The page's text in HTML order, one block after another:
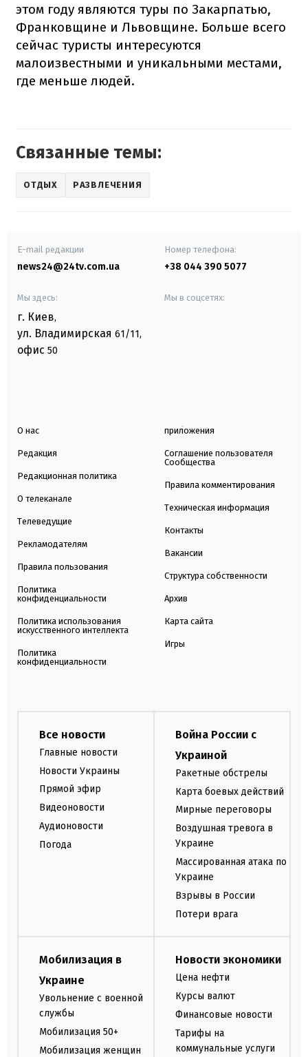
этом году являются туры по Закарпатью,
Франковщине и Львовщине. Больше всего
сейчас туристы интересуются
малоизвестными и уникальными местами,
где меньше людей.
Связанные темы:
ОТДЫХ РАЗВЛЕЧЕНИЯ
E-mail редакции
news24@24tv.com.ua
Номер телефона:
+38 044 390 5077
Мы здесь:
г. Киев,
ул. Владимирская 61/11,
офис 50
Мы в соцсетях:
О нас
Редакция
Редакционная политика
О телеканале
Телеведущие
Рекламодателям
Правила пользования
Политика
конфиденциальности
Политика использования
искусственного интеллекта
Политика
конфиденциальности
приложения
Соглашение пользователя
Сообщества
Правила комментирования
Техническая информация
Контакты
Вакансии
Структура собственности
Архив
Карта сайта
Игры
Все новости
Главные новости
Новости Украины
Прямой эфир
Видеоновости
Аудионовости
Погода
Война России с
Украиной
Ракетные обстрелы
Карта боевых действий
Мирные переговоры
Воздушная тревога в
Украине
Массированная атака по
Украине
Взрывы в России
Потери врага
Мобилизация в
Украине
Увольнение с военной
службы
Мобилизация 50+
Мобилизация женщин
Новости экономики
Цена нефти
Курсы валют
Финансовые новости
Тарифы на
коммунальные услуги